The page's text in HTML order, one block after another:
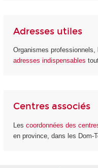
Adresses utiles
Organismes
adresses indispensables
Centres associés
Les coordonnées des
en province, dans les Dom-